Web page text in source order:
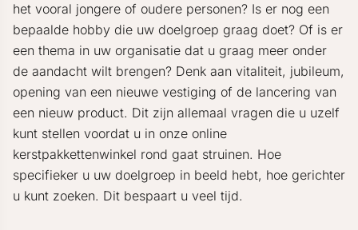
het vooral jongere of oudere personen? Is er nog een
bepaalde hobby die uw doelgroep graag doet? Of is er
een thema in uw organisatie dat u graag meer onder
de aandacht wilt brengen? Denk aan vitaliteit, jubileum,
opening van een nieuwe vestiging of de lancering van
een nieuw product. Dit zijn allemaal vragen die u uzelf
kunt stellen voordat u in onze online
kerstpakkettenwinkel rond gaat struinen. Hoe
specifieker u uw doelgroep in beeld hebt, hoe gerichter
u kunt zoeken. Dit bespaart u veel tijd.